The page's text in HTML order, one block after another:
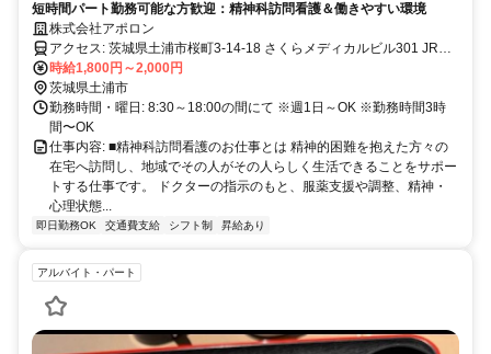
短時間パート勤務可能な方歓迎：精神科訪問看護＆働きやすい環境
株式会社アポロン
アクセス: 茨城県土浦市桜町3-14-18 さくらメディカルビル301 JR常
磐線(取手～いわき) 土浦駅から徒歩で10分 ※ビル隣に無料駐車場あ
り
時給1,800円～2,000円
茨城県土浦市
勤務時間・曜日: 8:30～18:00の間にて ※週1日～OK ※勤務時間3時
間〜OK
仕事内容: ■精神科訪問看護のお仕事とは 精神的困難を抱えた方々の
在宅へ訪問し、地域でその人がその人らしく生活できることをサポー
トする仕事です。 ドクターの指示のもと、服薬支援や調整、精神・
心理状態...
即日勤務OK 交通費支給 シフト制 昇給あり
アルバイト・パート